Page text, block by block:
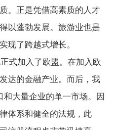
。
正是凭借高素质的人才
以蓬勃发展。旅游业也是
现了跨越式增长。
式加入了欧盟。在加入欧
达的金融产业。而后，我
大量企业的单一市场。因
体系和健全的法规，此